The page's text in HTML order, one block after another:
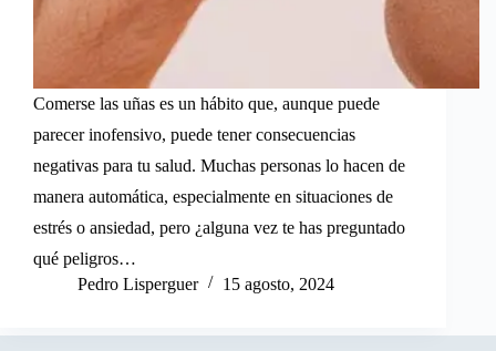
Comerse las uñas es un hábito que, aunque puede
parecer inofensivo, puede tener consecuencias
negativas para tu salud. Muchas personas lo hacen de
manera automática, especialmente en situaciones de
estrés o ansiedad, pero ¿alguna vez te has preguntado
qué peligros…
Pedro Lisperguer
15 agosto, 2024